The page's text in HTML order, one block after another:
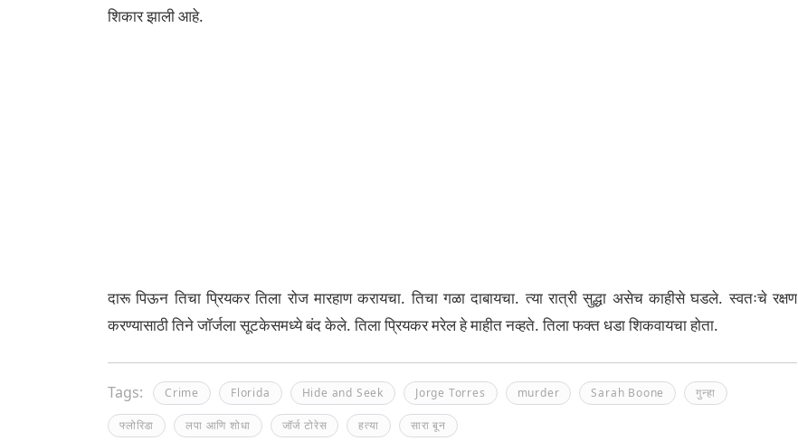
शिकार झाली आहे.
दारू पिऊन तिचा प्रियकर तिला रोज मारहाण करायचा. तिचा गळा दाबायचा. त्या रात्री सुद्धा असेच काहीसे घडले. स्वतःचे रक्षण
करण्यासाठी तिने जॉर्जला सूटकेसमध्ये बंद केले. तिला प्रियकर मरेल हे माहीत नव्हते. तिला फक्त धडा शिकवायचा होता.
Tags: Crime Florida Hide and Seek Jorge Torres murder Sarah Boone गुन्हा
फ्लोरिडा लपा आणि शोधा जॉर्ज टोरेस हत्या सारा बून